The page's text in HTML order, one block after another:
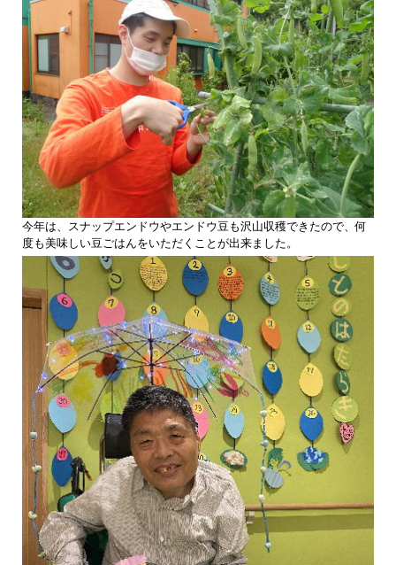
今年は、スナップエンドウやエンドウ豆も沢山収穫できたので、何
度も美味しい豆ごはんをいただくことが出来ました。